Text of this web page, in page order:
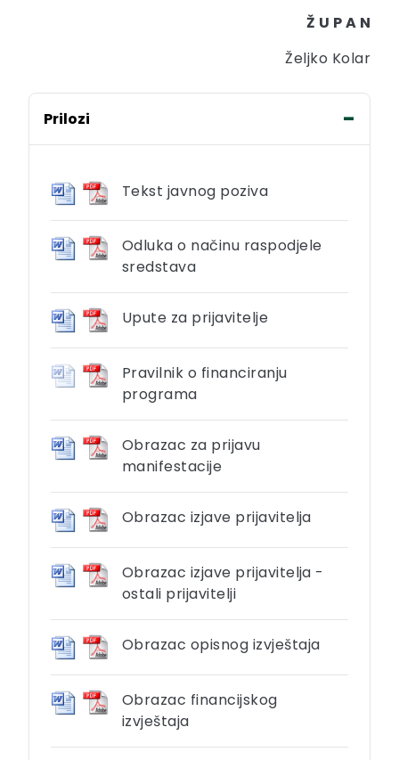
Ž U P A N
Željko Kolar
Prilozi
Tekst javnog poziva
Odluka o načinu raspodjele
sredstava
Upute za prijavitelje
Pravilnik o financiranju
programa
Obrazac za prijavu
manifestacije
Obrazac izjave prijavitelja
Obrazac izjave prijavitelja -
ostali prijavitelji
Obrazac opisnog izvještaja
Obrazac financijskog
izvještaja